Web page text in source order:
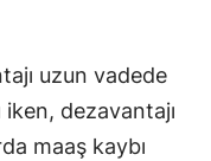
uzun vadede
iken, dezavantajı
maaş kaybı